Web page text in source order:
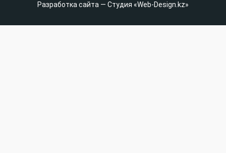
Разработка сайта — Студия «Web-Design.kz»